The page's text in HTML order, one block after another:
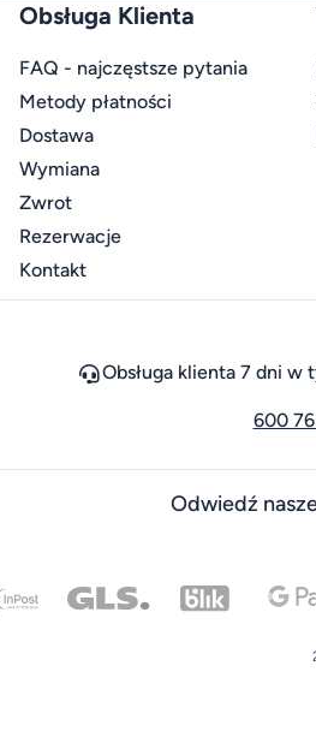
Obsługa Klienta
FAQ - najczęstsze pytania
Metody płatności
Dostawa
Wymiana
Zwrot
Rezerwacje
Kontakt
Obsługa klienta 7 dni
600
Odwiedź